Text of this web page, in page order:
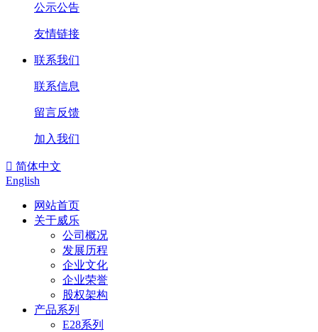
公示公告
友情链接
联系我们
联系信息
留言反馈
加入我们
 简体中文
English
网站首页
关于威乐
公司概况
发展历程
企业文化
企业荣誉
股权架构
产品系列
E28系列